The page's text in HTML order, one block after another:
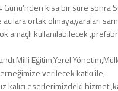
Günü’nden kısa bir süre
ortak olmaya,yaraları
amaçlı kullanılabilecek
Eğitim,Yerel
verilecek katkı ile,
kalıcı eserlerimizdeki hizmet